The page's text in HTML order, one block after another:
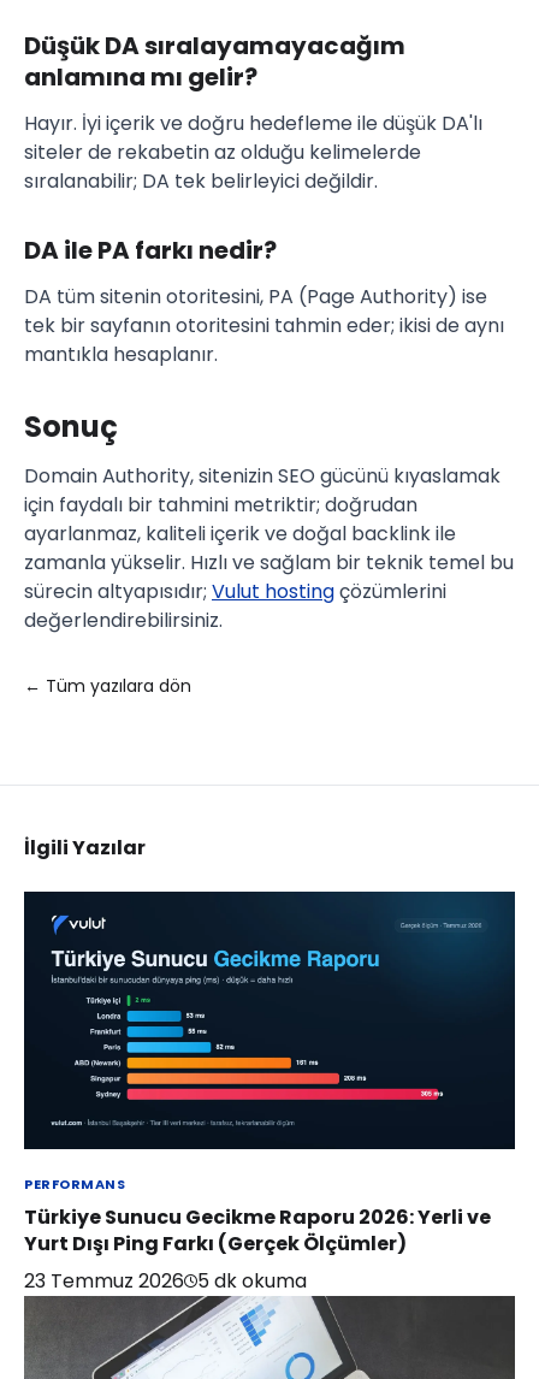
Düşük DA sıralayamayacağım
anlamına mı gelir?
Hayır. İyi içerik ve doğru hedefleme ile düşük DA'lı
siteler de rekabetin az olduğu kelimelerde
sıralanabilir; DA tek belirleyici değildir.
DA ile PA farkı nedir?
DA tüm sitenin otoritesini, PA (Page Authority) ise
tek bir sayfanın otoritesini tahmin eder; ikisi de aynı
mantıkla hesaplanır.
Sonuç
Domain Authority, sitenizin SEO gücünü kıyaslamak
için faydalı bir tahmini metriktir; doğrudan
ayarlanmaz, kaliteli içerik ve doğal backlink ile
zamanla yükselir. Hızlı ve sağlam bir teknik temel bu
sürecin altyapısıdır; Vulut hostingçözümlerini
değerlendirebilirsiniz.
← Tüm yazılara dön
İlgili Yazılar
PERFORMANS
Türkiye Sunucu Gecikme Raporu 2026: Yerli ve
Yurt Dışı Ping Farkı (Gerçek Ölçümler)
23 Temmuz 2026 5dk okuma